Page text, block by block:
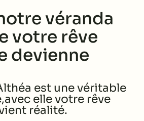
véranda
votre rêve
devienne
est une véritable
elle votre rêve
réalité.